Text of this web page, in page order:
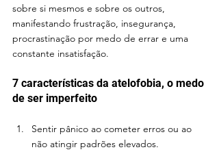
sobre si mesmos e sobre os outros,
manifestando frustração, insegurança,
procrastinação por medo de errar e uma
constante insatisfação.
7 características da atelofobia, o medo
de ser imperfeito
Sentir pânico ao cometer erros ou ao
não atingir padrões elevados.